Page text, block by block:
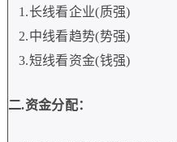
1.长线看企业(质强)
2.中线看趋势(势强)
3.短线看资金(钱强)
二.资金分配：